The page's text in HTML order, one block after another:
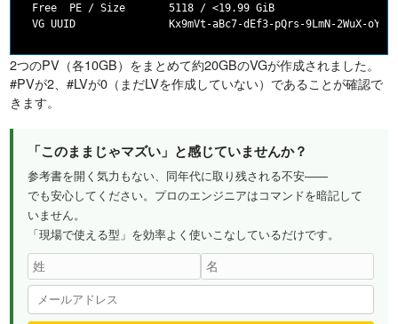
  Free  PE / Size       5118 / <19.99 GiB
2つのPV（各10GB）をまとめて約20GBのVGが作成されました。
#PVが2、#LVが0（まだLVを作成していない）であることが確認で
きます。
「このままじゃマズい」と感じていませんか？
参考書を開く気力もない、同年代に取り残される不安——
でも安心してください。プロのエンジニアはコマンドを暗記して
いません。
「現場で使える型」を効率よく使いこなしているだけです。